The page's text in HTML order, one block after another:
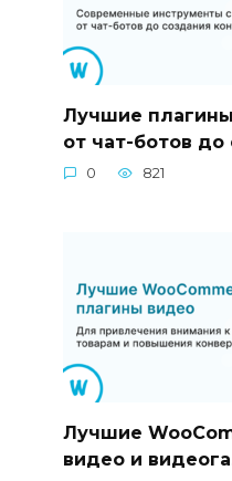
Лучшие
от чат-ботов до
0 821
Лучшие
видео и